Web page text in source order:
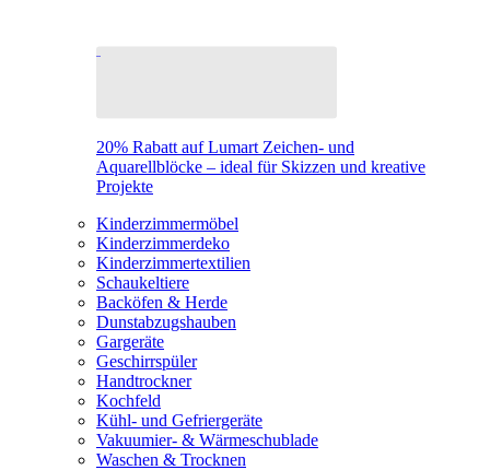
20% Rabatt auf Lumart Zeichen- und
Aquarellblöcke – ideal für Skizzen und kreative
Projekte
Kinderzimmermöbel
Kinderzimmerdeko
Kinderzimmertextilien
Schaukeltiere
Backöfen & Herde
Dunstabzugshauben
Gargeräte
Geschirrspüler
Handtrockner
Kochfeld
Kühl- und Gefriergeräte
Vakuumier- & Wärmeschublade
Waschen & Trocknen